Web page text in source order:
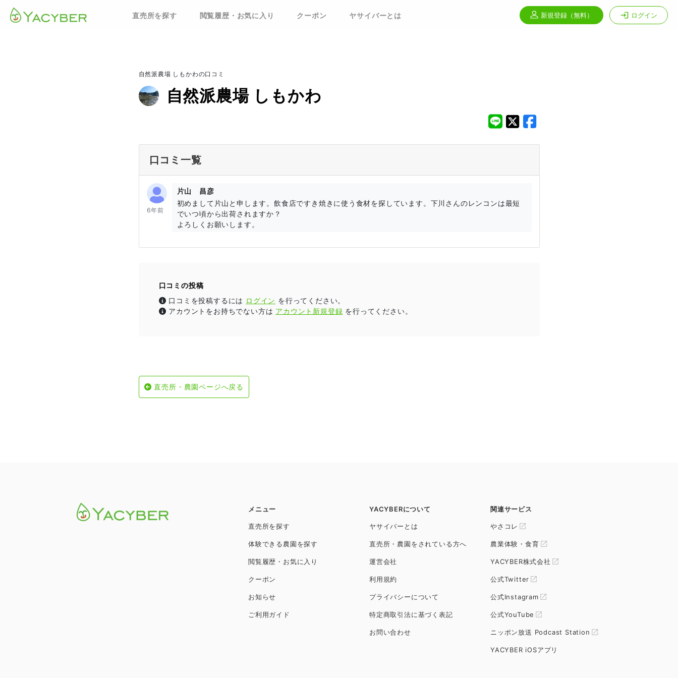
ログイン
新規登録 （無料）
直売所を探す 閲覧履歴・お気に入り クーポン ヤサイバーとは
自然派農場 しもかわの口コミ
自然派農場 しもかわ
口コミ一覧
6年前
片山 昌彦
初めまして片山と申します。飲食店ですき焼きに使う食材を探しています。下川さんのレンコンは最短
でいつ頃から出荷されますか？
よろしくお願いします。
口コミの投稿
口コミを投稿するには ログイン を行ってください。
アカウントをお持ちでない方は アカウント新規登録 を行ってください。
直売所・農園ページへ戻る
メニュー
直売所を探す
体験できる農園を探す
閲覧履歴・お気に入り
クーポン
お知らせ
ご利用ガイド
YACYBERについて
ヤサイバーとは
直売所・農園をされている方へ
運営会社
利用規約
プライバシーについて
特定商取引法に基づく表記
お問い合わせ
関連サービス
やさコレ
農業体験・食育
YACYBER株式会社
公式Twitter
公式Instagram
公式YouTube
ニッポン放送 Podcast Station
YACYBER iOSアプリ